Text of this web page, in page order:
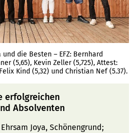
die Besten – EFZ: Bernhard
(5,65), Kevin Zeller (5,725), Attest:
Kind (5,32) und Christian Nef (5.37).
erfolgreichen
Absolventen
Ehrsam Joya, Schönengrund;